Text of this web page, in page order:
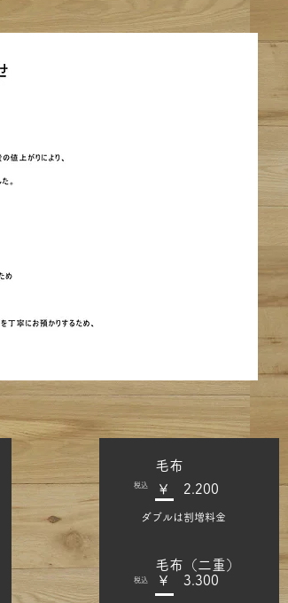
​税込
​毛布
​￥ 2.200
​ダブルは割増料金
​税込
​毛布（二重）
​￥ 3.300